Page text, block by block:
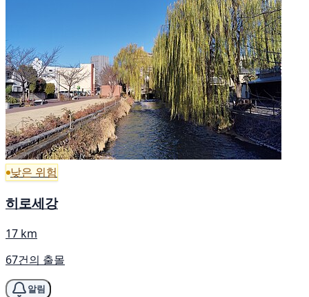
낮은 위험
히로세강
17 km
67건의 출몰
알림